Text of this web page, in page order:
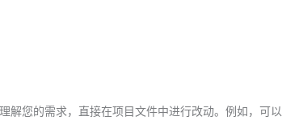
您的需求，直接在项目文件中进行改动。例如，可